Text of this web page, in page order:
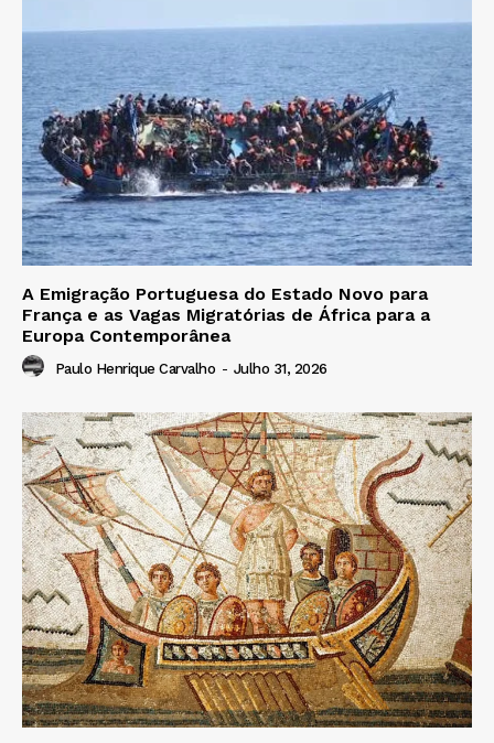
A Emigração Portuguesa do Estado Novo para
França e as Vagas Migratórias de África para a
Europa Contemporânea
Paulo Henrique Carvalho - Julho 31, 2026